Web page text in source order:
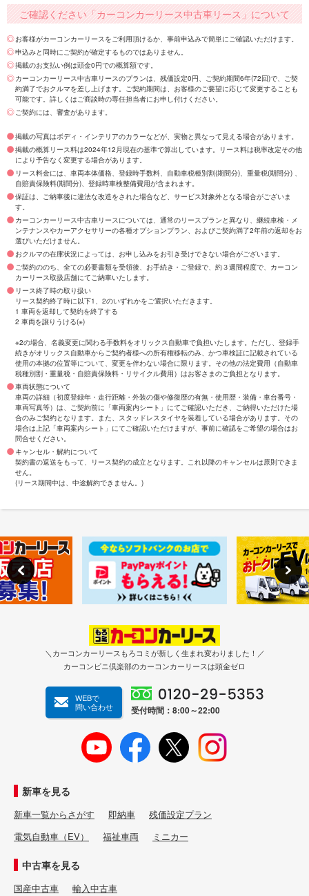
ご確認ください「カーコンカーリース中古車リース」について
お客様がカーコンカーリースをご利用頂けるか、事前申込みで簡単にご確認いただけます。
申込みと同時にご契約が確定するものではありません。
掲載のお支払い例は頭金0円での概算額です。
カーコンカーリース中古車リースのプランは、残価設定0円、ご契約期間6年(72回)で、ご契
約満了でおクルマを差し上げます。ご契約期間は、お客様のご要望に応じて変更することも
可能です。詳しくはご商談時の専任担当者にお申し付けください。
ご契約には、審査があります。
掲載の写真はボディ・インテリアのカラーなどが、実物と異なって見える場合があります。
掲載の概算リース料は2024年12月現在の基準で算出しています。リース料は税率改定その他
により予告なく変更する場合があります。
リース料金には、車両本体価格、登録時手数料、自動車税種別割(期間分)、重量税(期間分) 、
自賠責保険料(期間分)、登録時車検整備費用が含まれます。
保証は、ご納車後に違法な改造をされた場合など、サービス対象外となる場合がございま
す。
カーコンカーリース中古車リースについては、通常のリースプランと異なり、継続車検・メ
ンテナンスやカーアクセサリーの各種オプションプラン、およびご契約満了2年前の返却をお
選びいただけません。
おクルマの在庫状況によっては、お申し込みをお引き受けできない場合がございます。
ご契約ののち、全ての必要書類を受領後、お手続き・ご登録で、約３週間程度で、カーコン
カーリース取扱店舗にてご納車いたします。
リース終了時の取り扱い
リース契約終了時に以下1、2のいずれかをご選択いただきます。
1 車両を返却して契約を終了する
2 車両を譲りうける(※)
※2の場合、名義変更に関わる手数料をオリックス自動車で負担いたします。ただし、登録手
続きがオリックス自動車からご契約者様への所有権移転のみ、かつ車検証に記載されている
使用の本拠の位置等について、変更を伴わない場合に限ります。その他の法定費用（自動車
税種別割・重量税・自賠責保険料・リサイクル費用）はお客さまのご負担となります。
車両状態について
車両の詳細（初度登録年・走行距離・外装の傷や修復歴の有無・使用歴・装備・車台番号・
車両写真等）は、ご契約前に「車両案内シート」にてご確認いただき、ご納得いただけた場
合のみご契約となります。また、スタッドレスタイヤを装着している場合があります。その
場合は上記「車両案内シート」にてご確認いただけますが、事前に確認をご希望の場合はお
問合せください。
キャンセル・解約について
契約書の返送をもって、リース契約の成立となります。これ以降のキャンセルは原則できま
せん。
(リース期間中は、中途解約できません。)
＼カーコンカーリースもろコミが新しく生まれ変わりました！／
カーコンビニ倶楽部のカーコンカーリースは頭金ゼロ
WEBで
問い合わせ
受付時間：8:00～22:00
新車を見る
新車一覧からさがす 即納車
残価設定プラン
電気自動車（EV）
福祉車両 ミニカー
中古車を見る
国産中古車 輸入中古車